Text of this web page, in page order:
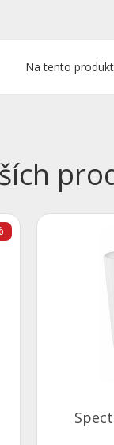
Na tento